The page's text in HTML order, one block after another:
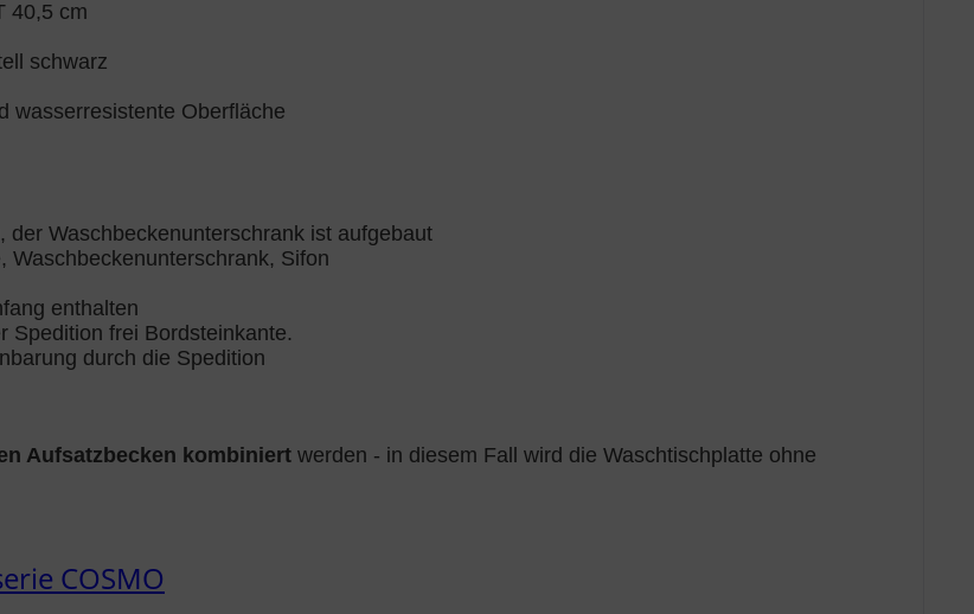
40,5 cm
schwarz
wasserresistente Oberfläche
Waschbeckenunterschrank ist aufgebaut
Waschbeckenunterschrank, Sifon
enthalten
Spedition frei Bordsteinkante.
durch die Spedition
Aufsatzbecken kombiniert werden - in diesem Fall wird die Waschtischplatte ohne
COSMO